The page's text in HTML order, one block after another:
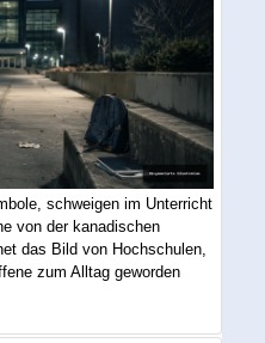
schweigen im Unterricht
von der kanadischen
das Bild von Hochschulen,
zum Alltag geworden